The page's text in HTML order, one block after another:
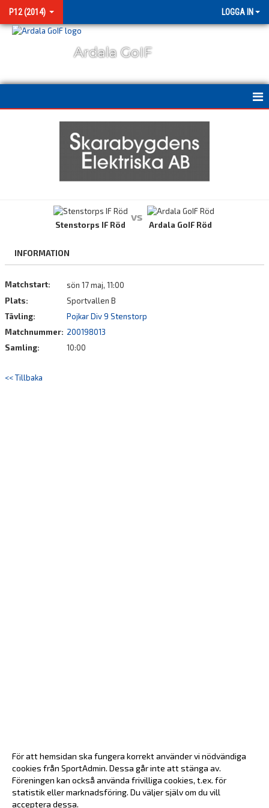
P12 (2014) LOGGA IN
Ardala GoIF
KONTAKT
Stenstorps IF Röd
vs
Ardala GoIF Röd
INFORMATION
Matchstart:
sön 17 maj, 11:00
Plats:
Sportvallen B
Tävling:
Pojkar Div 9 Stenstorp
Matchnummer: 200198013
Samling:
10:00
<< Tillbaka
För att hemsidan ska fungera korrekt använder vi nödvändiga
cookies från SportAdmin. Dessa går inte att stänga av.
Föreningen kan också använda frivilliga cookies, t.ex. för
statistik eller marknadsföring. Du väljer själv om du vill
acceptera dessa.